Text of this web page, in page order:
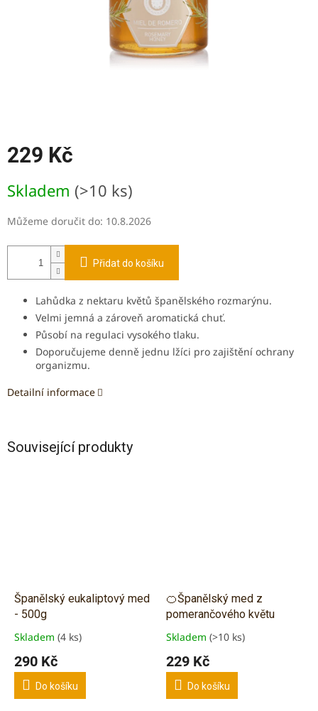
229 Kč
cena:
Skladem (>10 ks)
Můžeme doručit do: 10.8.2026
Přidat do košíku
Lahůdka z nektaru květů španělského rozmarýnu.
Velmi jemná a zároveň aromatická chuť.
Působí na regulaci vysokého tlaku.
Doporučujeme denně jednu lžíci pro zajištění ochrany
organizmu.
Detailní informace
Související produkty
Španělský eukaliptový med
- 500g
Průměrné
produktu
5,0
Skladem (4 ks)
290 Kč
Do košíku
🍊Španělský med z
pomerančového květu
Průměrné
produktu
5,0
Skladem (>10 ks)
229 Kč
Do košíku